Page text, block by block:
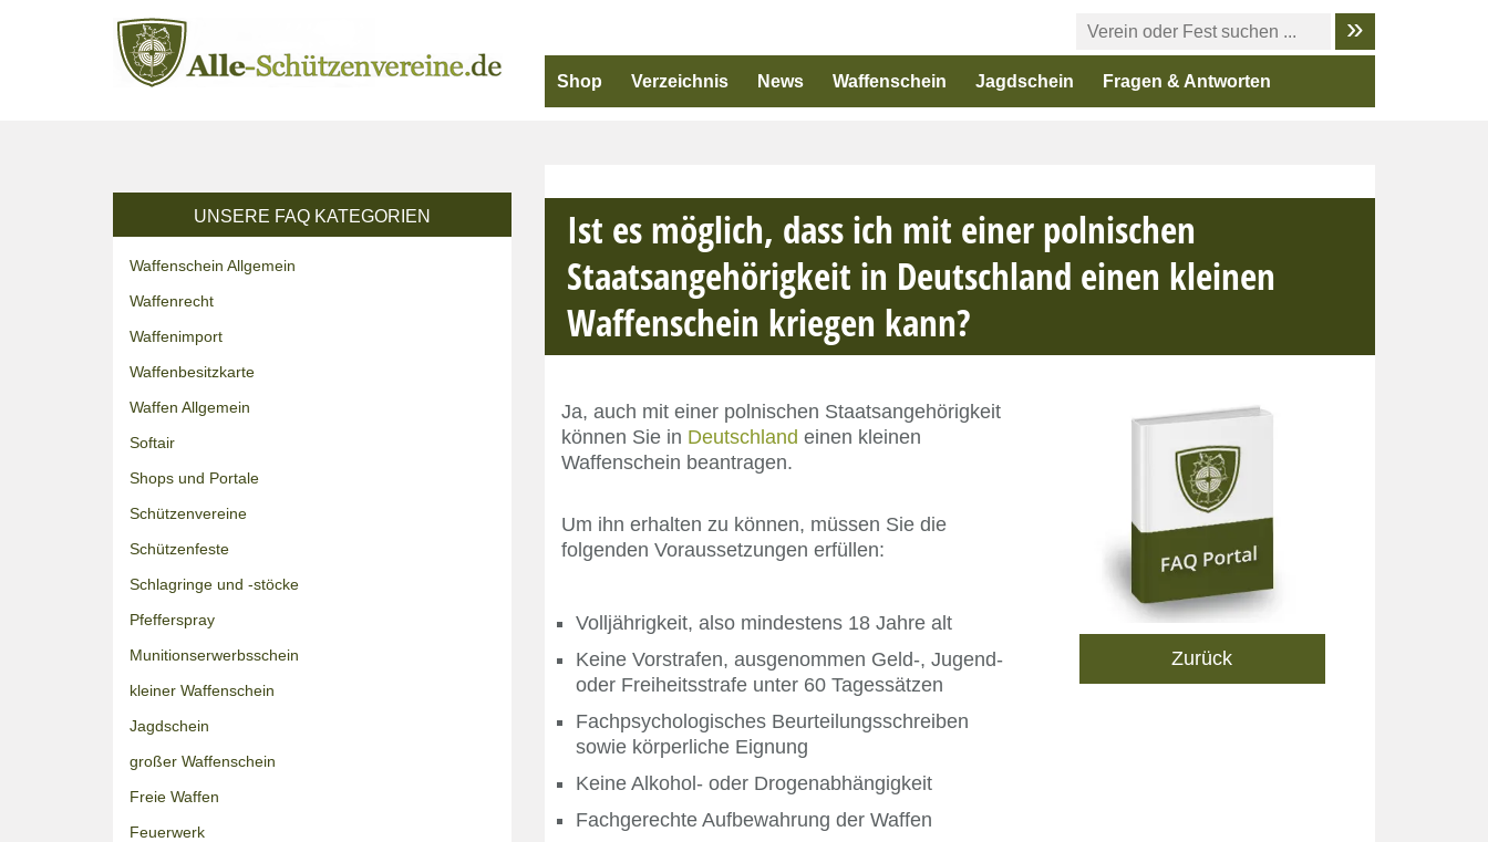
Shop Verzeichnis News Waffenschein Jagdschein Fragen & Antworten
Ist es möglich, dass ich mit einer polnischen
Staatsangehörigkeit in Deutschland einen kleinen
Waffenschein kriegen kann?
Ja, auch mit einer polnischen Staatsangehörigkeit
können Sie in Deutschland einen kleinen
Waffenschein beantragen.
Um ihn erhalten zu können, müssen Sie die
folgenden Voraussetzungen erfüllen:
Volljährigkeit, also mindestens 18 Jahre alt
Keine Vorstrafen, ausgenommen Geld-, Jugend-
oder Freiheitsstrafe unter 60 Tagessätzen
Fachpsychologisches Beurteilungsschreiben
sowie körperliche Eignung
Keine Alkohol- oder Drogenabhängigkeit
Fachgerechte Aufbewahrung der Waffen
Zurück
UNSERE FAQ KATEGORIEN
Waffenschein Allgemein
Waffenrecht
Waffenimport
Waffenbesitzkarte
Waffen Allgemein
Softair
Shops und Portale
Schützenvereine
Schützenfeste
Schlagringe und -stöcke
Pfefferspray
Munitionserwerbsschein
kleiner Waffenschein
Jagdschein
großer Waffenschein
Freie Waffen
Feuerwerk